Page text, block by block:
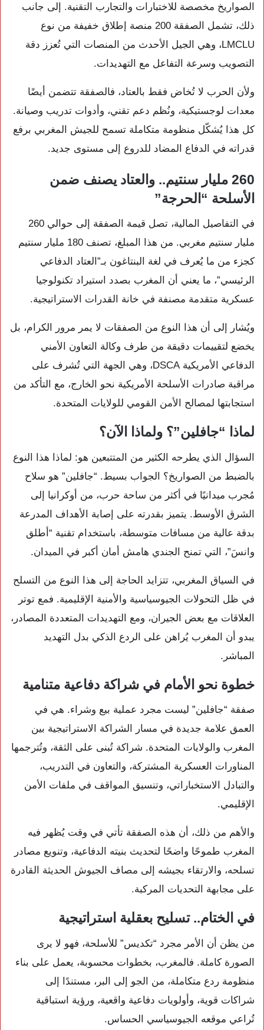
الصواريخ مخصصة للاختبارات والتجارب التقنية. إلى جانب
ذلك، تشمل الصفقة 200 منصة إطلاق خفيفة من نوع
LMCLU، وهي الجيل الأحدث من المنصات التي تُعزز دقة
التصويب وسرعة التفاعل مع التهديدات.
ولأن الحرب لا تُخاض فقط بالعتاد، فالصفقة تتضمن أيضًا
معدات لوجستيكية، ونُظم دعم تقني، وأدوات تدريب وصيانة.
كل هذا يُشكّل منظومة متكاملة تسمح للجيش المغربي برفع
قدراته في الدفاع المضاد للدروع إلى مستوى جديد.
260 مليار سنتيم.. والعتاد يصنف ضمن
الأسلحة “الحرجة”
في التفاصيل المالية، تصل قيمة الصفقة إلى حوالي 260
مليار سنتيم مغربي. من هذا المبلغ، تصنف 180 مليار سنتيم
كجزء من ما يُعرف في لغة البنتاغون بـ”العتاد الدفاعي
الرئيسي”، ما يعني أن المغرب بصدد استيراد تكنولوجيا
عسكرية متقدمة مصنفة في خانة القدرات الاستراتيجية.
ويُشار إلى أن هذا النوع من الصفقات لا يمر مرور الكرام، بل
يخضع لتقييمات دقيقة من طرف وكالة التعاون الأمني
الدفاعي الأمريكية DSCA، وهي الجهة التي تُشرف على
مراقبة صادرات الأسلحة الأمريكية نحو الخارج، مع التأكد من
استجابتها لمصالح الأمن القومي للولايات المتحدة.
لماذا “جافلين”؟ ولماذا الآن؟
السؤال الذي يطرحه الكثير من المتتبعين هو: لماذا هذا النوع
بالضبط من الصواريخ؟ الجواب بسيط. “جافلين” هو سلاح
مُجرب ميدانيًا في أكثر من ساحة حرب، من أوكرانيا إلى
الشرق الأوسط. يتميز بقدرته على إصابة الأهداف المدرعة
بدقة عالية من مسافات متوسطة، باستخدام تقنية “أطلق
وانسَ”، التي تمنح الجندي هامش أمان أكبر في الميدان.
في السياق المغربي، تتزايد الحاجة إلى هذا النوع من التسلح
في ظل التحولات الجيوسياسية والأمنية الإقليمية. فمع توتر
العلاقات مع بعض الجيران، ومع التهديدات المتعددة المصادر،
يبدو أن المغرب يُراهن على الردع الذكي بدل التهديد
المباشر.
خطوة نحو الأمام في شراكة دفاعية متنامية
صفقة “جافلين” ليست مجرد عملية بيع وشراء. هي في
العمق علامة جديدة في مسار الشراكة الاستراتيجية بين
المغرب والولايات المتحدة. شراكة تُبنى على الثقة، وتُترجمها
المناورات العسكرية المشتركة، والتعاون في التدريب،
والتبادل الاستخباراتي، وتنسيق المواقف في ملفات الأمن
الإقليمي.
والأهم من ذلك، أن هذه الصفقة تأتي في وقت يُظهر فيه
المغرب طموحًا واضحًا لتحديث بنيته الدفاعية، وتنويع مصادر
تسلحه، والارتقاء بجيشه إلى مصاف الجيوش الحديثة القادرة
على مجابهة التحديات المركبة.
في الختام.. تسليح بعقلية استراتيجية
من يظن أن الأمر مجرد “تكديس” للأسلحة، فهو لا يرى
الصورة كاملة. فالمغرب، بخطوات محسوبة، يعمل على بناء
منظومة ردع متكاملة، من الجو إلى البر، مستندًا إلى
شراكات قوية، وأولويات دفاعية واقعية، ورؤية استباقية
تُراعي موقعه الجيوسياسي الحساس.